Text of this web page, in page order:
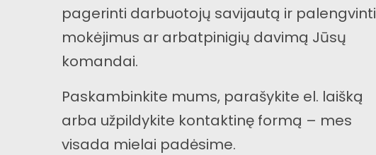
pagerinti darbuotojų savijautą ir palengvinti
mokėjimus ar arbatpinigių davimą Jūsų
komandai.
Paskambinkite mums, parašykite el. laišką
arba užpildykite kontaktinę formą – mes
visada mielai padėsime.